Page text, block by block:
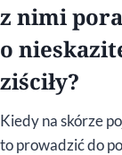
z nimi
o
ziściły?
Kiedy na skórze
to prowadzić do